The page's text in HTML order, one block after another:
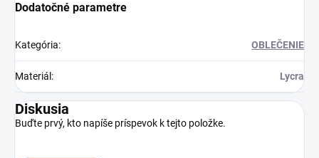
Dodatočné parametre
Kategória: OBLEČENIE
Materiál : Lycra
Diskusia
Buďte prvý, kto napíše príspevok k tejto položke.